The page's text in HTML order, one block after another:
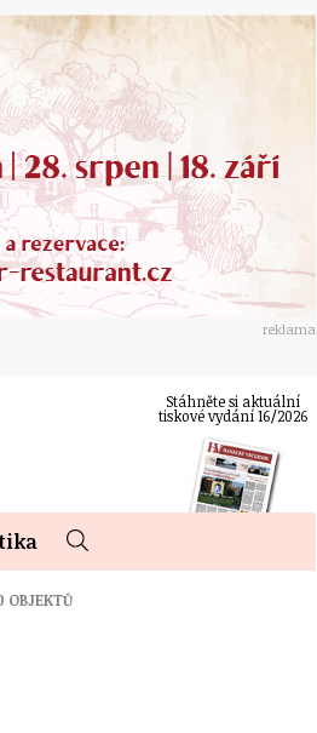
reklama
Stáhněte si aktuální
tiskové vydání 16/2026
OBJEKTŮ